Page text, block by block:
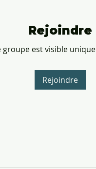
Rejoindre
groupe est visible
Rejoindre